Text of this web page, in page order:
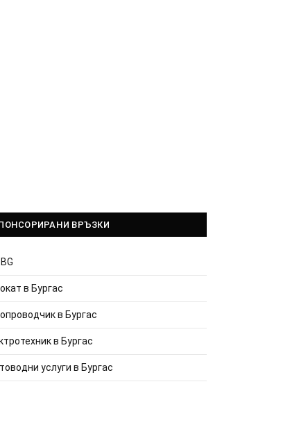
ВРЪЗКИ
в Бургас
в Бургас
в Бургас
услуги в Бургас